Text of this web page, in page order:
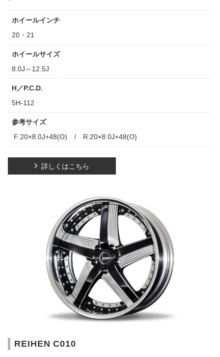
ホイールインチ
20・21
ホイールサイズ
8.0J～12.5J
H／P.C.D.
5H-112
参考サイズ
F:20×8.0J+48(O) / R:20×8.0J+48(O)
詳しくはこちら
REIHEN C010